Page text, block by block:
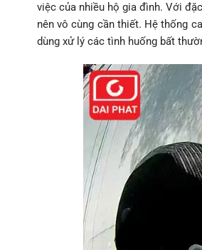
việc của nhiều hộ gia đình. Với
nên vô cùng cần thiết. Hệ thống
dùng xử lý các tình huống bất